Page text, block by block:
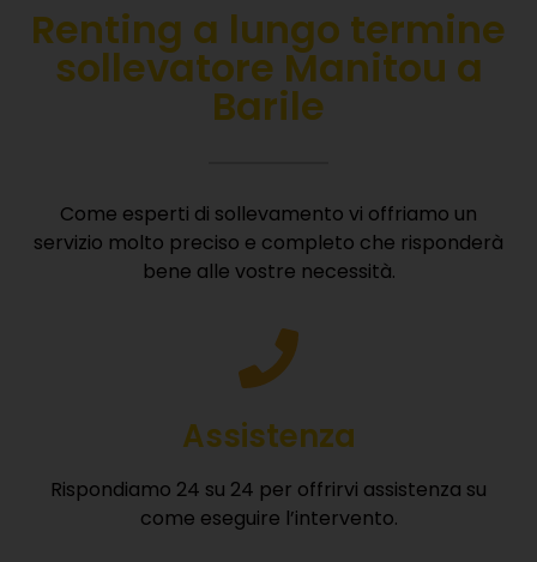
Renting a lungo termine
sollevatore Manitou a
Barile
Come esperti di sollevamento vi offriamo un
servizio molto preciso e completo che risponderà
bene alle vostre necessità.
Assistenza
Rispondiamo 24 su 24 per offrirvi assistenza su
come eseguire l’intervento.